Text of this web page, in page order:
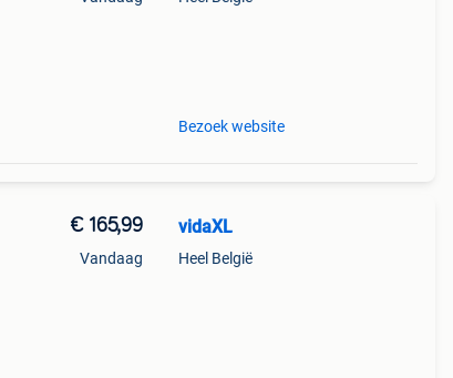
Bezoek website
€ 165,99
Vandaag
vidaXL
Heel België